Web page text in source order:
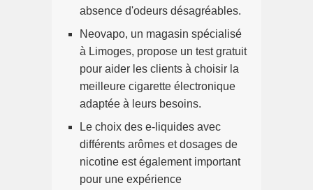
absence d'odeurs désagréables.
Neovapo, un magasin spécialisé
à Limoges, propose un test gratuit
pour aider les clients à choisir la
meilleure cigarette électronique
adaptée à leurs besoins.
Le choix des e-liquides avec
différents arômes et dosages de
nicotine est également important
pour une expérience